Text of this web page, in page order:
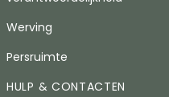
Werving
Persruimte
HULP & CONTACTEN